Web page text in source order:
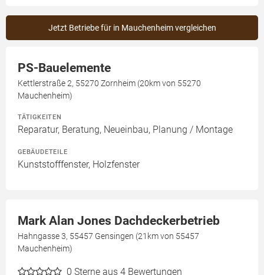
Jetzt Betriebe für in Mauchenheim vergleichen
PS-Bauelemente
Kettlerstraße 2, 55270 Zornheim (20km von 55270
Mauchenheim)
TÄTIGKEITEN
Reparatur, Beratung, Neueinbau, Planung / Montage
GEBÄUDETEILE
Kunststofffenster, Holzfenster
Mark Alan Jones Dachdeckerbetrieb
Hahngasse 3, 55457 Gensingen (21km von 55457
Mauchenheim)
0 Sterne aus 4 Bewertungen